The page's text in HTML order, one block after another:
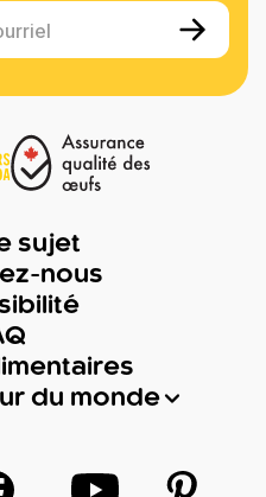
sujet
nous
du monde
sur TikTok
Suivez-nous sur Facebook
Suivez-nous sur